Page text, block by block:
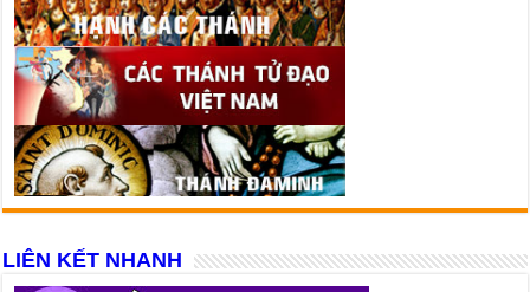
LIÊN KẾT NHANH